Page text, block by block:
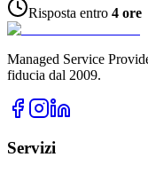
Risposta entro 4 ore
Managed Service
fiducia dal 2009.
Servizi